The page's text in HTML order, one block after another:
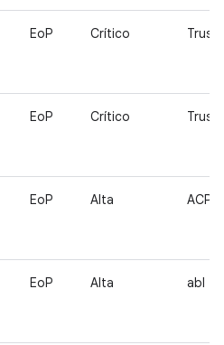
EoP Crítico Trusty
EoP Crítico Trusty
EoP Alta ACPM
EoP Alta abl